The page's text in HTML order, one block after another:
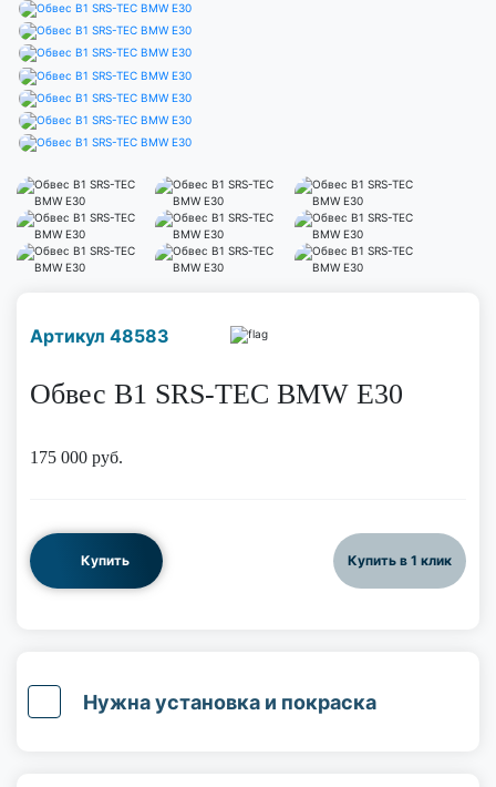
Артикул 48583
Обвес B1 SRS-TEC BMW E30
175 000 руб.
Купить Купить в 1 клик
Нужна установка и покраска